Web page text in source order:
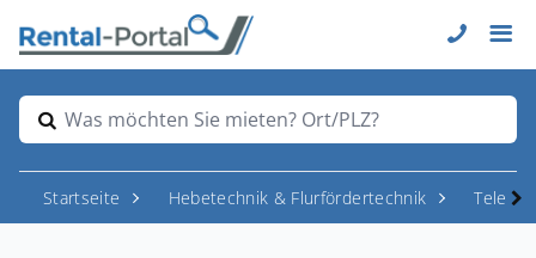
Was möchten Sie mieten? Ort/PLZ?
Startseite Hebetechnik & Flurfördertechnik